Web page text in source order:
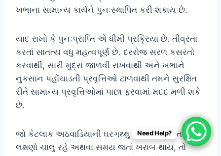
ખભાના સામાન્ય કાર્યને પુનઃસ્થાપિત કરી શકાય છે.
યાદ રાખો કે પુનઃપ્રાપ્તિ એ ધીમી પ્રક્રિયા છે. તીવ્રતા
કરતાં સાતત્ય વધુ મહત્વપૂર્ણ છે. દરરોજ સરળ કસરતો
કરવાથી, સારી મુદ્રા જાળવી રાખવાથી અને ખભાને
નુકસાન પહોંચાડતી પ્રવૃત્તિઓ ટાળવાથી તમને સુરક્ષિત
રીતે સામાન્ય પ્રવૃત્તિઓમાં પાછા ફરવામાં મદદ મળી શકે
છે.
જો કેટલાક અઠવાડિયાની ઘરગથ્થુ સારવાર છતાં તમારા
લક્ષણો ચાલુ રહે અથવા સમય જતાં ખરાબ થાય, તો
Need Help?